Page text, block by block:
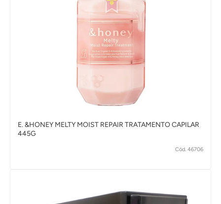
E. &HONEY MELTY MOIST REPAIR TRATAMENTO CAPILAR
445G
Cód. 46706